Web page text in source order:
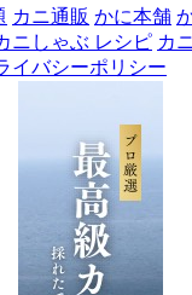
カニ通販 かに本舗
ニしゃぶ レシピ カ
イバシーポリシー